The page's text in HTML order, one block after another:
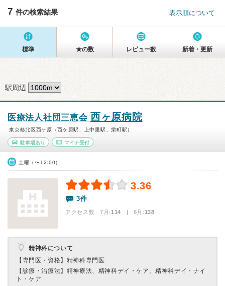
7 件の検索結果 表示順について
標準 ★の数 レビュー数 新着・更新
駅周辺
医療法人社団三恵会 西ヶ原病院
東京都北区西ケ原（西ケ原駅、上中里駅、栄町駅）
駐車場あり マイナ受付
土曜（〜12:00）
3.36
3件
アクセス数 7月:114 | 6月:138
精神科について
【専門医・資格】 精神科専門医
【診療・治療法】 精神療法、精神科デイ・ケア、精神科デイ・ナイ
ト・ケア